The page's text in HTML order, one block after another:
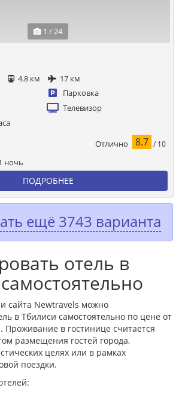
1 / 24
4.8 км
17 км
Парковка
Телевизор
Отлично 8.7 / 10
ночь
ПОДРОБНЕЕ
ещё 3743 варианта
отель в
сайта Newtravels можно
в Тбилиси самостоятельно по цене от
Проживание в гостинице считается
размещения гостей города,
целях или в рамках
поездки.